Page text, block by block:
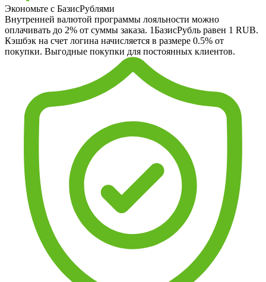
Экономьте с БазисРублями
Внутренней валютой программы лояльности можно
оплачивать до 2% от суммы заказа. 1БазисРубль равен 1 RUB.
Кэшбэк на счет логина начисляется в размере 0.5% от
покупки. Выгодные покупки для постоянных клиентов.